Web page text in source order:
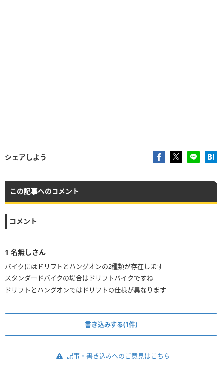
シェアしよう
この記事へのコメント
コメント
1 名無しさん
バイクにはドリフトとハングオンの2種類が存在します
スタンダードバイクの場合はドリフトバイクですね
ドリフトとハングオンではドリフトの仕様が異なります
書き込みする(1件)
記事・書き込みへのご意見はこちら